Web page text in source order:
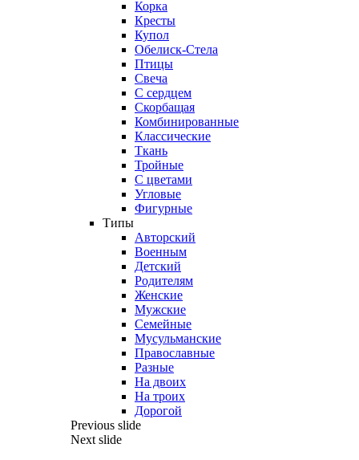
Корка
Кресты
Купол
Обелиск-Стела
Птицы
Свеча
С сердцем
Скорбащая
Комбинированные
Классические
Ткань
Тройные
С цветами
Угловые
Фигурные
Типы
Авторский
Военным
Детский
Родителям
Женские
Мужские
Семейные
Мусульманские
Православные
Разные
На двоих
На троих
Дорогой
Previous slide
Next slide